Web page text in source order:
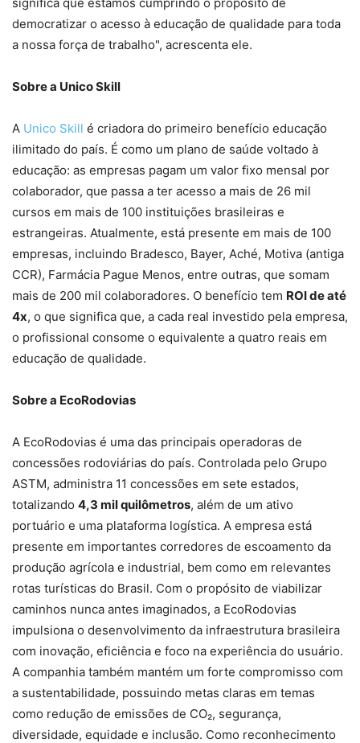
democratizar o acesso à educação de qualidade para toda
a nossa força de trabalho", acrescenta ele.
Sobre a Unico Skill
A Unico Skill é criadora do primeiro benefício educação
ilimitado do país. É como um plano de saúde voltado à
educação: as empresas pagam um valor fixo mensal por
colaborador, que passa a ter acesso a mais de 26 mil
cursos em mais de 100 instituições brasileiras e
estrangeiras. Atualmente, está presente em mais de 100
empresas, incluindo Bradesco, Bayer, Aché, Motiva (antiga
CCR), Farmácia Pague Menos, entre outras, que somam
mais de 200 mil colaboradores. O benefício tem ROI de até
4x, o que significa que, a cada real investido pela empresa,
o profissional consome o equivalente a quatro reais em
educação de qualidade.
Sobre a EcoRodovias
A EcoRodovias é uma das principais operadoras de
concessões rodoviárias do país. Controlada pelo Grupo
ASTM, administra 11 concessões em sete estados,
totalizando 4,3 mil quilômetros, além de um ativo
portuário e uma plataforma logística. A empresa está
presente em importantes corredores de escoamento da
produção agrícola e industrial, bem como em relevantes
rotas turísticas do Brasil. Com o propósito de viabilizar
caminhos nunca antes imaginados, a EcoRodovias
impulsiona o desenvolvimento da infraestrutura brasileira
com inovação, eficiência e foco na experiência do usuário.
A companhia também mantém um forte compromisso com
a sustentabilidade, possuindo metas claras em temas
como redução de emissões de CO₂, segurança,
diversidade, equidade e inclusão. Como reconhecimento